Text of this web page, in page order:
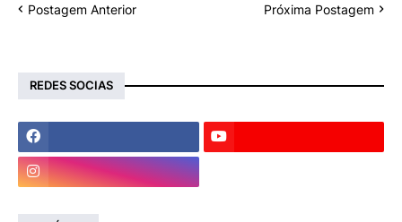
Postagem Anterior Próxima Postagem
REDES SOCIAS